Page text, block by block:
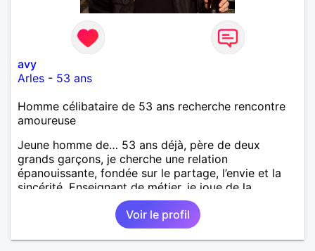
avy
Arles - 53 ans
Homme célibataire de 53 ans recherche rencontre
amoureuse
Jeune homme de… 53 ans déjà, père de deux
grands garçons, je cherche une relation
épanouissante, fondée sur le partage, l’envie et la
sincérité. Enseignant de métier, je joue de la
musique (dans des groupes), et, dans le désordre,
j’aime : – rire et bien manger (avec des invités tout
comme en tête-à-tête) – le volley, les sports de
raquette - la plage et le soleil – Bob Dylan,
Voir le profil